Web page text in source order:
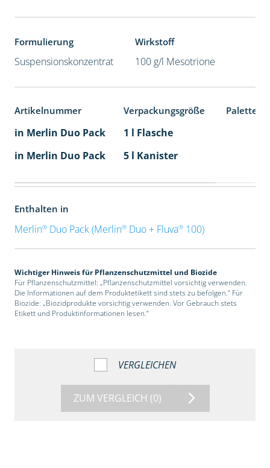
Formulierung
Suspensionskonzentrat
Wirkstoff
100 g/l Mesotrione
Artikelnummer Verpackungsgröße
in Merlin Duo Pack
1 l Flasche
in Merlin Duo Pack
5 l Kanister
Enthalten in
Merlin®Duo Pack (Merlin®Duo + Fluva®100)
Wichtiger Hinweis für Pflanzenschutzmittel und Biozide
Für Pflanzenschutzmittel: „Pflanzenschutzmittel vorsichtig verwenden.
Die Informationen auf dem Produktetikett sind stets zu befolgen.“ Für
Biozide: „Biozidprodukte vorsichtig verwenden. Vor Gebrauch stets
Etikett und Produktinformationen lesen.“
VERGLEICHEN
ZUM VERGLEICH (0)